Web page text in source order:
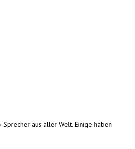
aus aller Welt. Einige haben